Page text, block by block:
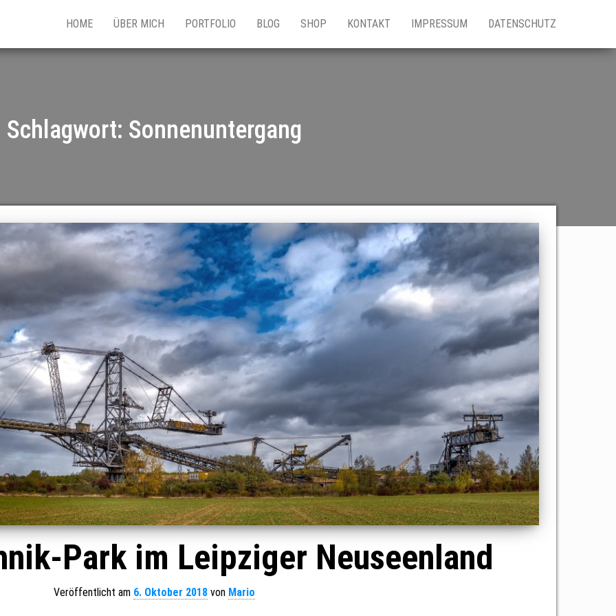
HOME ÜBER MICH PORTFOLIO BLOG SHOP KONTAKT IMPRESSUM DATENSCHUTZ
Schlagwort: Sonnenuntergang
Park im Leipziger Neuseenland
Veröffentlicht am 6. Oktober 2018von Mario